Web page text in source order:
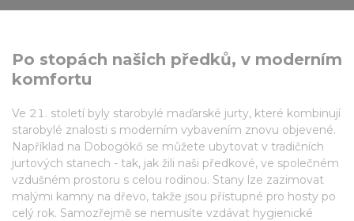
Po stopách našich předků, v moderním
komfortu
Ve 21. století byly starobylé maďarské jurty, které kombinují
starobylé znalosti s moderním vybavením znovu objevené.
Například na Dobogókő se můžete ubytovat v tradičních
jurtových stanech - tak, jak žili naši předkové, ve společném
vzdušném prostoru s celou rodinou. Stany lze zazimovat
malými kamny na dřevo, takže jsou přístupné pro hosty po
celý rok. Samozřejmě se nemusíte vzdávat hygienické